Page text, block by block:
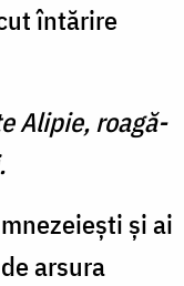
întărire
Alipie, roagă-
şi ai
arsura